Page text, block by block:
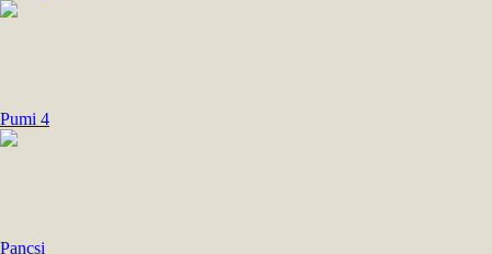
Pumi 4
Pancsi